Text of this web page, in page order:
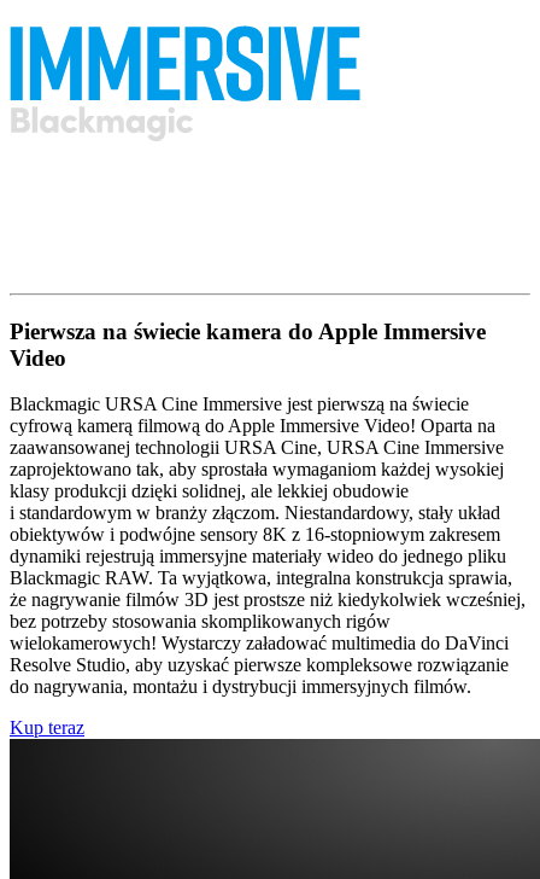
Pierwsza na świecie kamera do Apple Immersive
Video
Blackmagic URSA Cine Immersive jest pierwszą na świecie
cyfrową kamerą filmową do Apple Immersive Video! Oparta na
zaawansowanej technologii URSA Cine, URSA Cine Immersive
zaprojektowano tak, aby sprostała wymaganiom każdej wysokiej
klasy produkcji dzięki solidnej, ale lekkiej obudowie
i standardowym w branży złączom. Niestandardowy, stały układ
obiektywów i podwójne sensory 8K z 16-stopniowym zakresem
dynamiki rejestrują immersyjne materiały wideo do jednego pliku
Blackmagic RAW. Ta wyjątkowa, integralna konstrukcja sprawia,
że nagrywanie filmów 3D jest prostsze niż kiedykolwiek wcześniej,
bez potrzeby stosowania skomplikowanych rigów
wielokamerowych! Wystarczy załadować multimedia do DaVinci
Resolve Studio, aby uzyskać pierwsze kompleksowe rozwiązanie
do nagrywania, montażu i dystrybucji immersyjnych filmów.
Kup teraz